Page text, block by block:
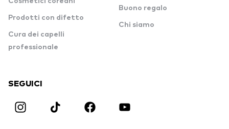
Prodotti con difetto
Cura dei capelli
professionale
Buono regalo
Chi siamo
SEGUICI